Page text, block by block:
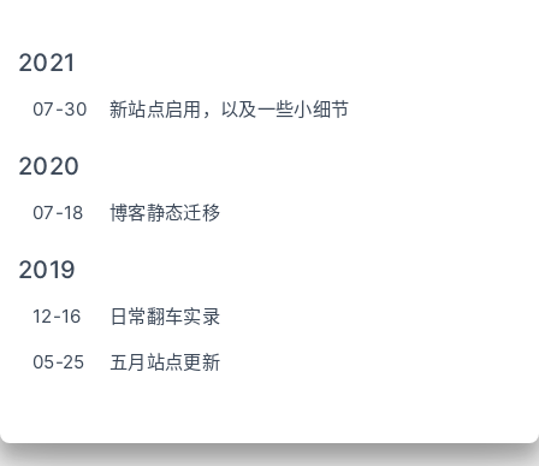
2021
07-30 新站点启用，以及一些小细节
2020
07-18 博客静态迁移
2019
12-16
日常翻车实录
05-25
五月站点更新